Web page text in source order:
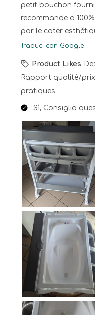
petit bouchon
recommande a
par le coter
Traduci con Google
Product Likes
Rapport qualité/
pratiques
Sì, Consiglio